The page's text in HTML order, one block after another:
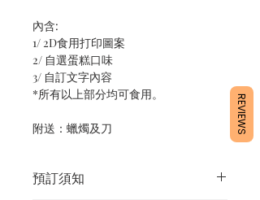
內含:
1/ 2D食用打印圖案
2/ 自選蛋糕口味
3/ 自訂文字內容
*所有以上部分均可食用。
附送：蠟燭及刀
預訂須知
REVIEWS